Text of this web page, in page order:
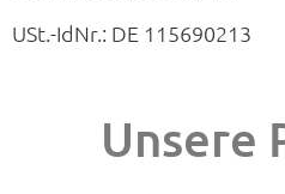
USt.-IdNr.: DE 115690213
Unsere